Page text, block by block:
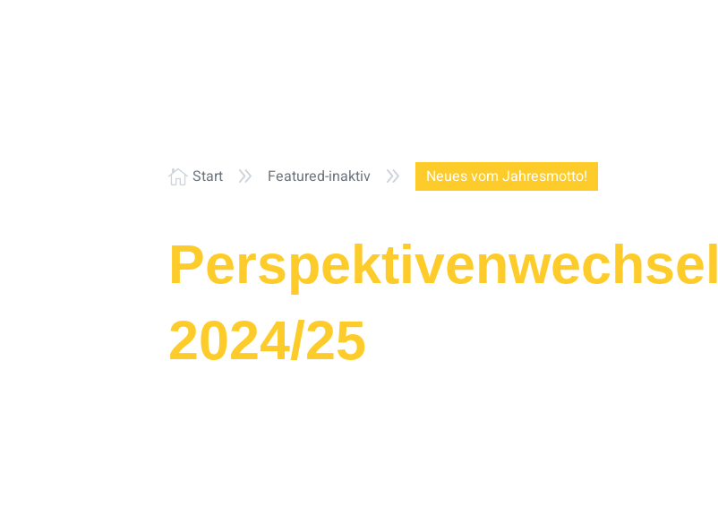
 Start 9 Featured-inaktiv 9 Neues vom Jahresmotto!
Perspektivenwechsel
2024/25